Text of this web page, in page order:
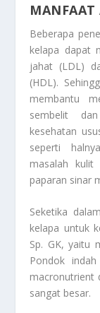
MANFAAT
Beberapa
kelapa dapat
jahat (LDL)
(HDL).
membantu
sembelit
kesehatan
seperti
masalah
paparan sinar
Seketika
kelapa untuk
Sp. GK, yaitu
Pondok
macronutrient
sangat besar.